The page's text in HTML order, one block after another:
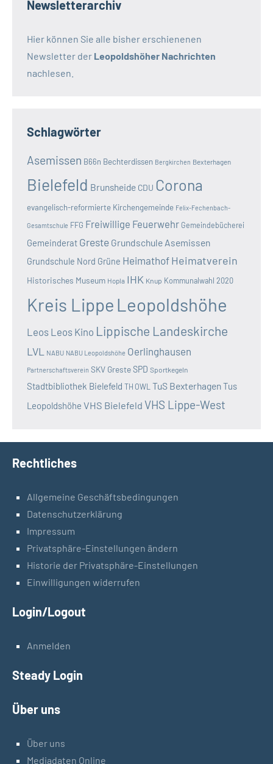
Newsletterarchiv
Hier können Sie alle bisher erschienenen
Newsletter der Leopoldshöher Nachrichten
nachlesen.
Schlagwörter
Asemissen B66n Bechterdissen Bergkirchen Bexterhagen
Bielefeld Brunsheide CDU Corona
evangelisch-reformierte Kirchengemeinde Felix-Fechenbach-
Gesamtschule FFG Freiwillige Feuerwehr Gemeindebücherei
Gemeinderat Greste Grundschule Asemissen
Grundschule Nord Grüne Heimathof Heimatverein
Historisches Museum Hopla IHK Knup Kommunalwahl 2020
Kreis Lippe Leopoldshöhe
Leos Leos Kino Lippische Landeskirche
LVL NABU NABU Leopoldshöhe Oerlinghausen
Partnerschaftsverein SKV GresteSPD Sportkegeln
Stadtbibliothek Bielefeld TH OWL TuS BexterhagenTus
Leopoldshöhe VHS Bielefeld VHS Lippe-West
Rechtliches
Allgemeine Geschäftsbedingungen
Datenschutzerklärung
Impressum
Privatsphäre-Einstellungen ändern
Historie der Privatsphäre-Einstellungen
Einwilligungen widerrufen
Login/Logout
Anmelden
Steady Login
Über uns
Über uns
Mediadaten Online